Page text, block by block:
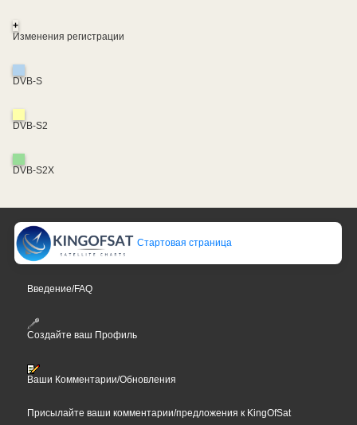
+
Изменения регистрации
DVB-S
DVB-S2
DVB-S2X
Стартовая страница
Введение/FAQ
Создайте ваш Профиль
Ваши Комментарии/Обновления
Присылайте ваши комментарии/предложения к KingOfSat